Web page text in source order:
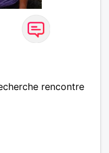
rencontre